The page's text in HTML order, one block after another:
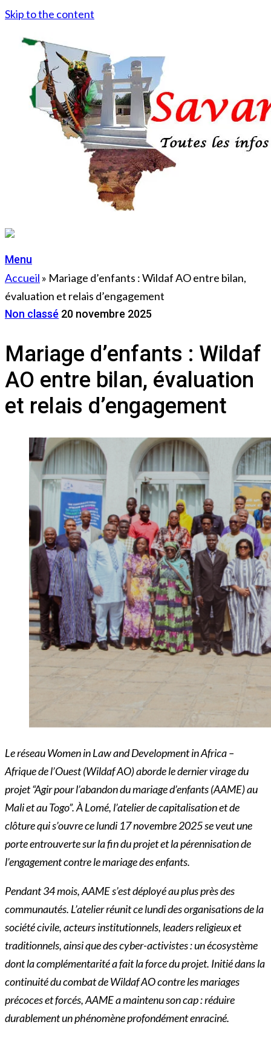
Skip to the content
Menu
Accueil » Mariage d’enfants : Wildaf AO entre bilan,
évaluation et relais d’engagement
Non classé 20 novembre 2025
Mariage d’enfants : Wildaf
AO entre bilan, évaluation
et relais d’engagement
Le réseau Women in Law and Development in Africa –
Afrique de l’Ouest (Wildaf AO) aborde le dernier virage du
projet “Agir pour l’abandon du mariage d’enfants (AAME) au
Mali et au Togo”. À Lomé, l’atelier de capitalisation et de
clôture qui s’ouvre ce lundi 17 novembre 2025 se veut une
porte entrouverte sur la fin du projet et la pérennisation de
l’engagement contre le mariage des enfants.
Pendant 34 mois, AAME s’est déployé au plus près des
communautés. L’atelier réunit ce lundi des organisations de la
société civile, acteurs institutionnels, leaders religieux et
traditionnels, ainsi que des cyber-activistes : un écosystème
dont la complémentarité a fait la force du projet. Initié dans la
continuité du combat de Wildaf AO contre les mariages
précoces et forcés, AAME a maintenu son cap : réduire
durablement un phénomène profondément enraciné.